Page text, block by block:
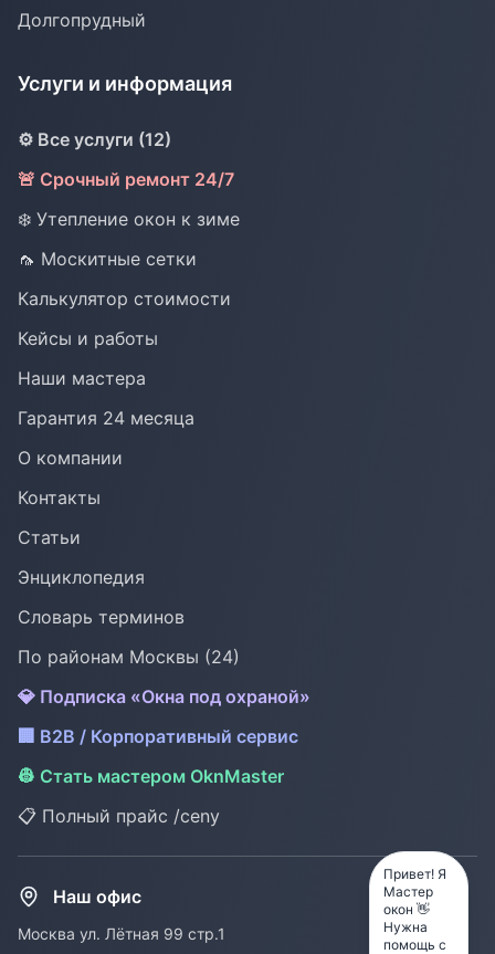
Долгопрудный
Услуги и информация
⚙️ Все услуги (12)
🚨 Срочный ремонт 24/7
❄️ Утепление окон к зиме
🦟 Москитные сетки
Калькулятор стоимости
Кейсы и работы
Наши мастера
Гарантия 24 месяца
О компании
Контакты
Статьи
Энциклопедия
Словарь терминов
По районам Москвы (24)
💎 Подписка «Окна под охраной»
🏢 B2B / Корпоративный сервис
👷 Стать мастером OknMaster
📋 Полный прайс /ceny
Наш офис
Москва ул. Лётная 99 стр.1
Привет! Я
Мастер
окон 👋
Нужна
помощь с